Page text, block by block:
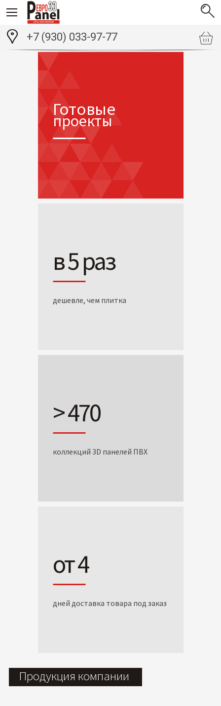
+7 (930) 033-97-77
Готовые
проекты
в 5 раз
дешевле, чем плитка
> 470
коллекций 3D панелей ПВХ
от 4
дней доставка товара под заказ
Продукция компании